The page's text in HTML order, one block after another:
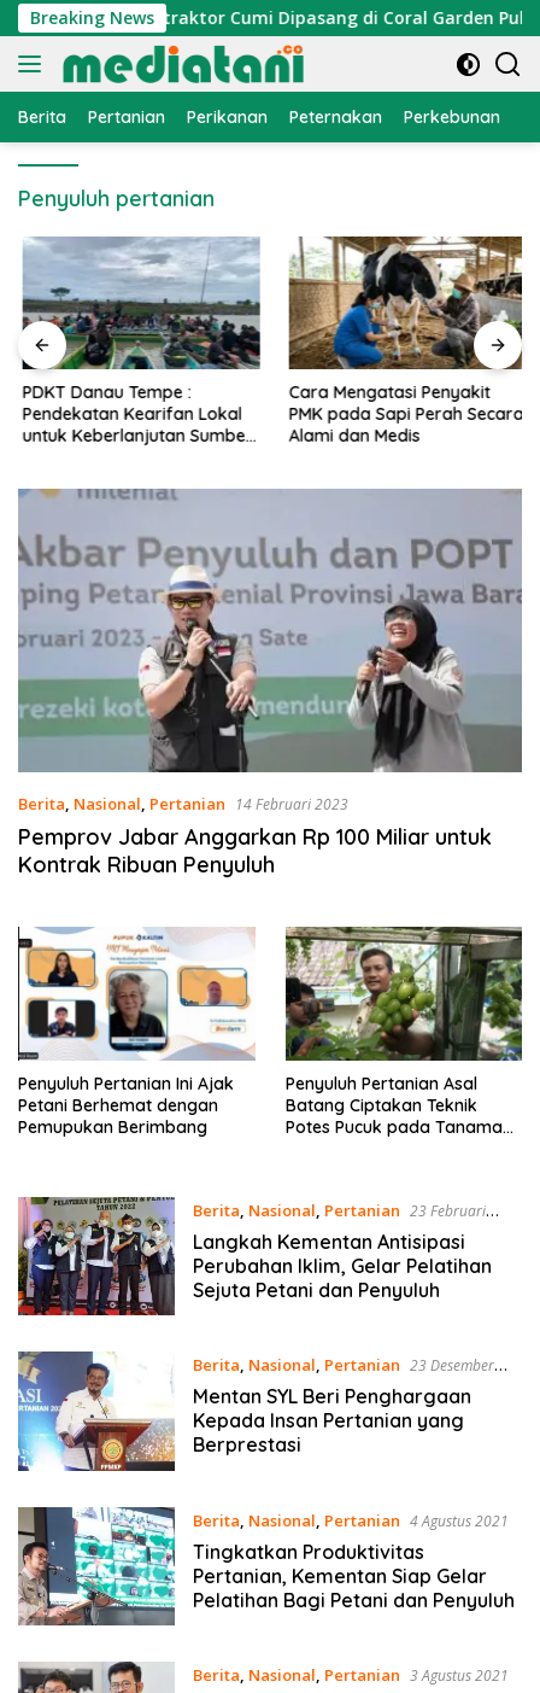
Langsung
ke
konten
Breaking News
Nelayan, Atraktor Cumi Dipasang di Coral Garden Pulau
Berita Pertanian Perikanan Peternakan Perkebunan
Penyuluh pertanian
PDKT Danau Tempe :
Pendekatan Kearifan Lokal
untuk Keberlanjutan Sumber
Cara Mengatasi Penyakit
PMK pada Sapi Perah Secara
Alami dan Medis
Berita, Nasional, Pertanian 14 Februari 2023
Pemprov Jabar Anggarkan Rp 100 Miliar untuk
Kontrak Ribuan Penyuluh
Penyuluh Pertanian Ini Ajak
Petani Berhemat dengan
Pemupukan Berimbang
Penyuluh Pertanian Asal
Batang Ciptakan Teknik
Potes Pucuk pada Tanaman
Berita, Nasional, Pertanian 23 Februari
2022
Langkah Kementan Antisipasi
Perubahan Iklim, Gelar Pelatihan
Sejuta Petani dan Penyuluh
Berita, Nasional, Pertanian 23 Desember
2021
Mentan SYL Beri Penghargaan
Kepada Insan Pertanian yang
Berprestasi
Berita, Nasional, Pertanian 4 Agustus 2021
Tingkatkan Produktivitas
Pertanian, Kementan Siap Gelar
Pelatihan Bagi Petani dan Penyuluh
Berita, Nasional, Pertanian 3 Agustus 2021